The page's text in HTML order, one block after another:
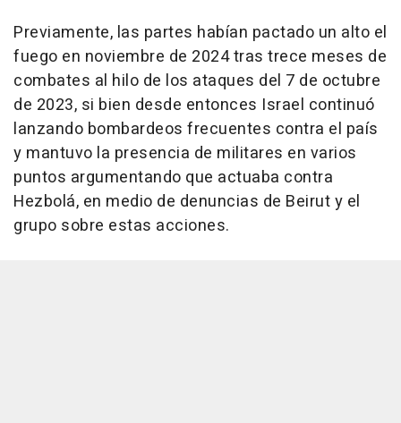
Previamente, las partes habían pactado un alto el
fuego en noviembre de 2024 tras trece meses de
combates al hilo de los ataques del 7 de octubre
de 2023, si bien desde entonces Israel continuó
lanzando bombardeos frecuentes contra el país
y mantuvo la presencia de militares en varios
puntos argumentando que actuaba contra
Hezbolá, en medio de denuncias de Beirut y el
grupo sobre estas acciones.